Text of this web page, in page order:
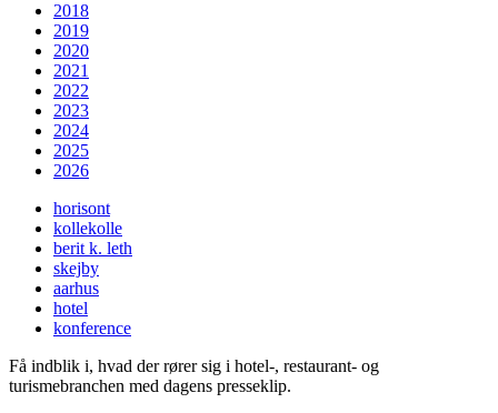
2018
2019
2020
2021
2022
2023
2024
2025
2026
horisont
kollekolle
berit k. leth
skejby
aarhus
hotel
konference
Få indblik i, hvad der rører sig i hotel-, restaurant- og
turismebranchen med dagens presseklip.